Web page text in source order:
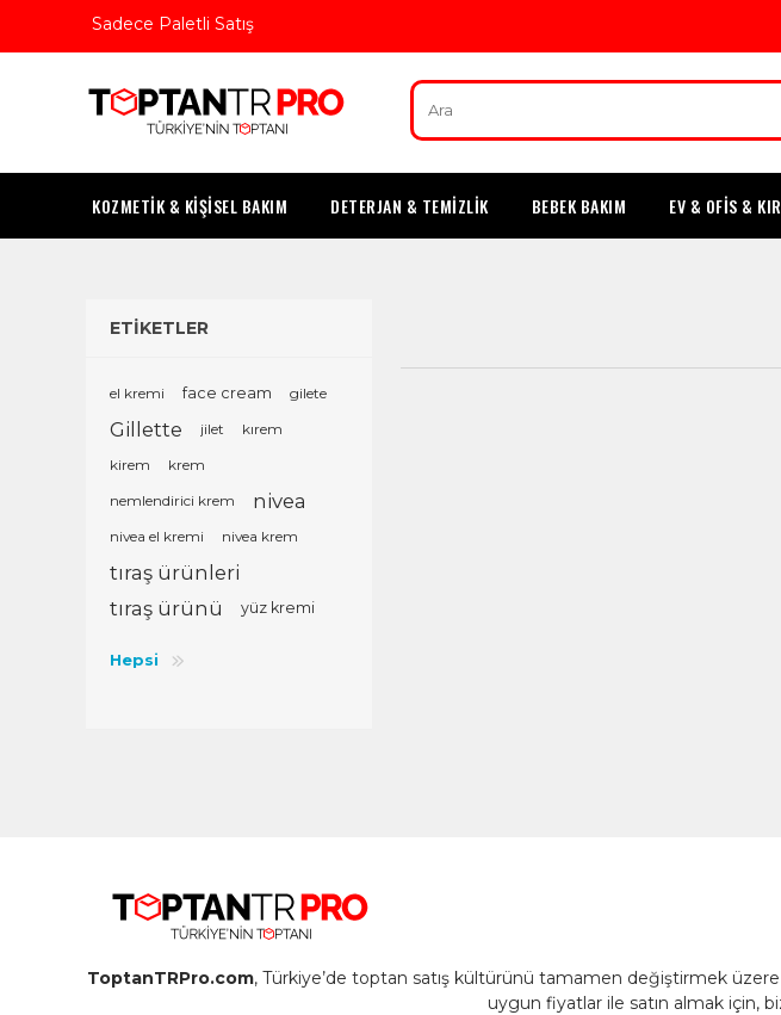
Sadece Paletli Satış
KOZMETİK & KİŞİSEL BAKIM DETERJAN & TEMİZLİK BEBEK BAKIM EV & OFİS &
ETİKETLER
el kremi face cream gilete
Gillette jilet
kırem
kirem
krem
nemlendirici krem
nivea
nivea el kremi nivea krem
tıraş ürünleri
tıraş ürünü
yüz kremi
Hepsi
ToptanTRPro.com, Türkiye’de toptan satış kültürünü tamamen değiştirmek
uygun fiyatlar ile satın almak için,